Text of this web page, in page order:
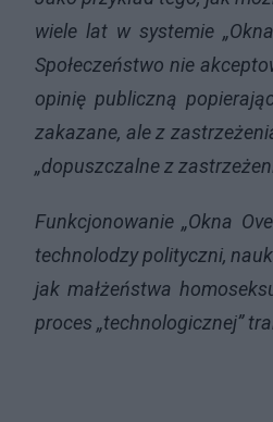
wiele lat w systemie
Społeczeństwo nie
opinię publiczną
zakazane, ale z
„dopuszczalne z
Funkcjonowanie „Okna
technolodzy polityczni,
jak małżeństwa
proces „technologicznej”